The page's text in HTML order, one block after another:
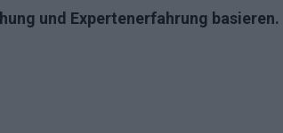
und Expertenerfahrung basieren.